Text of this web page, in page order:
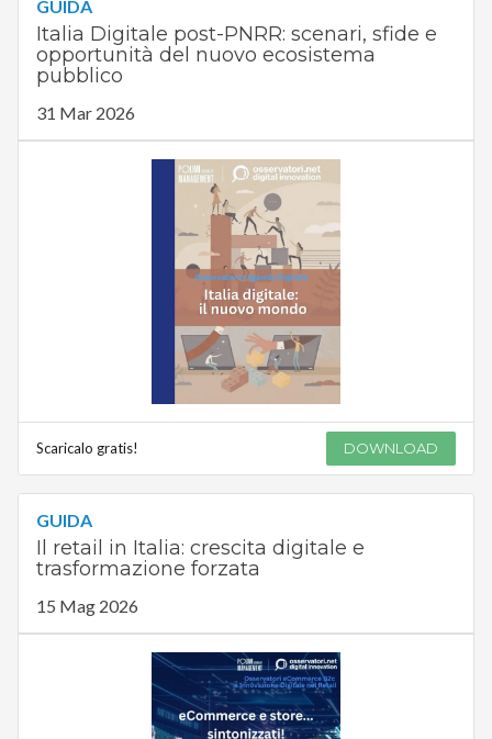
GUIDA
Italia Digitale post-PNRR: scenari, sfide e
opportunità del nuovo ecosistema
pubblico
31 Mar 2026
Scaricalo gratis! DOWNLOAD
GUIDA
Il retail in Italia: crescita digitale e
trasformazione forzata
15 Mag 2026